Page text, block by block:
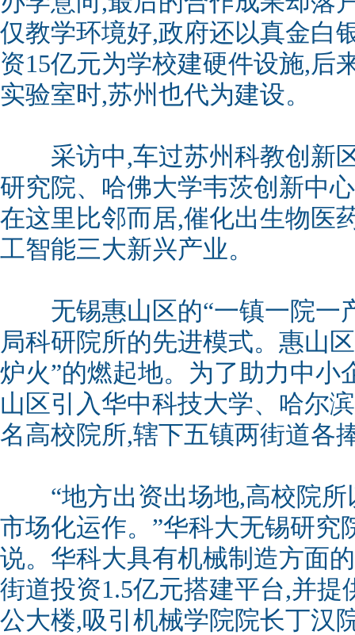
仅教学环境好,政府还以真金
资15亿元为学校建硬件设施,后
实验室时,苏州也代为建设。
采访中,车过苏州科教创新
研究院、哈佛大学韦茨创新中
在这里比邻而居,催化出生物医
工智能三大新兴产业。
无锡惠山区的“一镇一院一
局科研院所的先进模式。惠山
炉火”的燃起地。为了助力中小
山区引入华中科技大学、哈尔
名高校院所,辖下五镇两街道各
“地方出资出场地,高校院所
市场化运作。”华科大无锡研究
说。华科大具有机械制造方面
街道投资1.5亿元搭建平台,并提
公大楼,吸引机械学院院长丁汉